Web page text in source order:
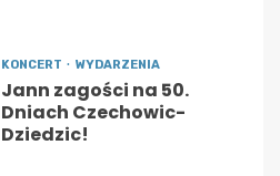
KONCERT WYDARZENIA
Jann zagości na 50.
Dniach Czechowic-
Dziedzic!